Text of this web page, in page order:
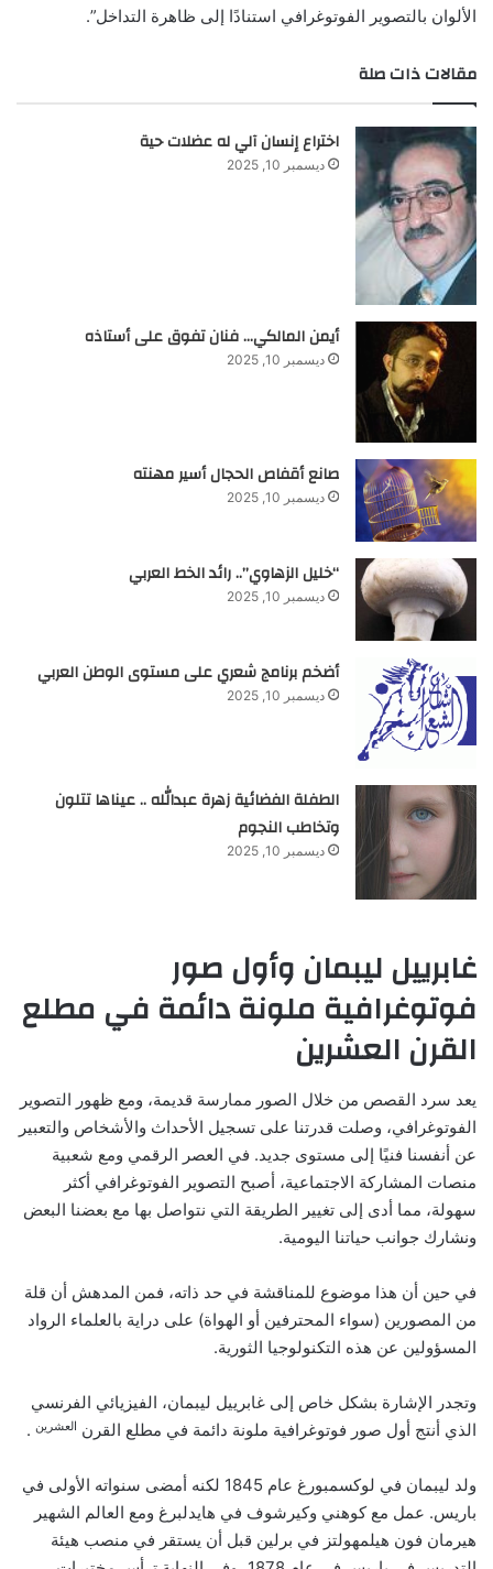
الألوان بالتصوير الفوتوغرافي استنادًا إلى ظاهرة التداخل”.
مقالات ذات صلة
اختراع إنسان آلي له عضلات حية
ديسمبر 10, 2025
أيمن المالكي… فنان تفوق على أستاذه
ديسمبر 10, 2025
صانع أقفاص الحجال أسير مهنته
ديسمبر 10, 2025
“خليل الزهاوي”.. رائد الخط العربي
ديسمبر 10, 2025
أضخم برنامج شعري على مستوى الوطن العربي
ديسمبر 10, 2025
الطفلة الفضائية زهرة عبدالله .. عيناها تتلون
وتخاطب النجوم
ديسمبر 10, 2025
غابرييل ليبمان وأول صور
فوتوغرافية ملونة دائمة في مطلع
القرن العشرين
يعد سرد القصص من خلال الصور ممارسة قديمة، ومع ظهور التصوير
الفوتوغرافي، وصلت قدرتنا على تسجيل الأحداث والأشخاص والتعبير
عن أنفسنا فنيًا إلى مستوى جديد. في العصر الرقمي ومع شعبية
منصات المشاركة الاجتماعية، أصبح التصوير الفوتوغرافي أكثر
سهولة، مما أدى إلى تغيير الطريقة التي نتواصل بها مع بعضنا البعض
ونشارك جوانب حياتنا اليومية.
في حين أن هذا موضوع للمناقشة في حد ذاته، فمن المدهش أن قلة
من المصورين (سواء المحترفين أو الهواة) على دراية بالعلماء الرواد
المسؤولين عن هذه التكنولوجيا الثورية.
وتجدر الإشارة بشكل خاص إلى غابرييل ليبمان، الفيزيائي الفرنسي
الذي أنتج أول صور فوتوغرافية ملونة دائمة في مطلع القرن العشرين .
ولد ليبمان في لوكسمبورغ عام 1845 لكنه أمضى سنواته الأولى في
باريس. عمل مع كوهني وكيرشوف في هايدلبرغ ومع العالم الشهير
هيرمان فون هيلمهولتز في برلين قبل أن يستقر في منصب هيئة